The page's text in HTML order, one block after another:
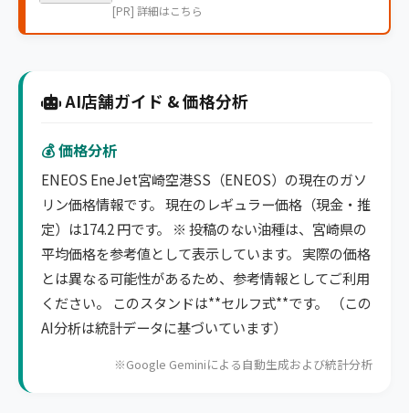
[PR] 詳細はこちら
AI店舗ガイド & 価格分析
💰 価格分析
ENEOS EneJet宮崎空港SS（ENEOS）の現在のガソ
リン価格情報です。 現在のレギュラー価格（現金・推
定）は174.2 円です。 ※ 投稿のない油種は、宮崎県の
平均価格を参考値として表示しています。 実際の価格
とは異なる可能性があるため、参考情報としてご利用
ください。 このスタンドは**セルフ式**です。 （この
AI分析は統計データに基づいています）
※Google Geminiによる自動生成および統計分析